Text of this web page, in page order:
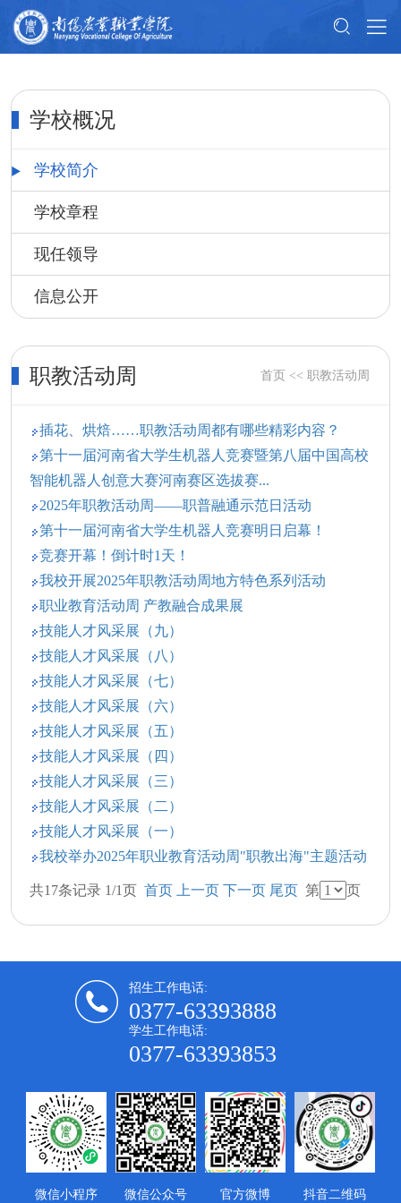
学校概况
学校简介
学校章程
现任领导
信息公开
职教活动周 首页 << 职教活动周
插花、烘焙……职教活动周都有哪些精彩内容？
第十一届河南省大学生机器人竞赛暨第八届中国高校
智能机器人创意大赛河南赛区选拔赛...
2025年职教活动周——职普融通示范日活动
第十一届河南省大学生机器人竞赛明日启幕！
竞赛开幕！倒计时1天！
我校开展2025年职教活动周地方特色系列活动
职业教育活动周 产教融合成果展
技能人才风采展（九）
技能人才风采展（八）
技能人才风采展（七）
技能人才风采展（六）
技能人才风采展（五）
技能人才风采展（四）
技能人才风采展（三）
技能人才风采展（二）
技能人才风采展（一）
我校举办2025年职业教育活动周"职教出海"主题活动
共17条记录 1/1页 首页 上一页 下一页 尾页 第 页
招生工作电话:
0377-63393888
学生工作电话:
0377-63393853
微信小程序 微信公众号 官方微博 抖音二维码